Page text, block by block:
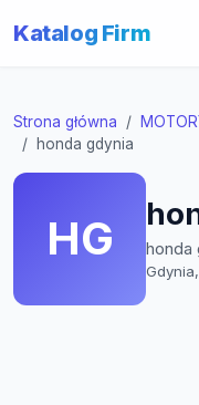
Katalog Firm
Strona główna
honda gdynia
HG honda